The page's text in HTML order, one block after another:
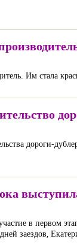
Им стала
дороги-
в первом
заездов,